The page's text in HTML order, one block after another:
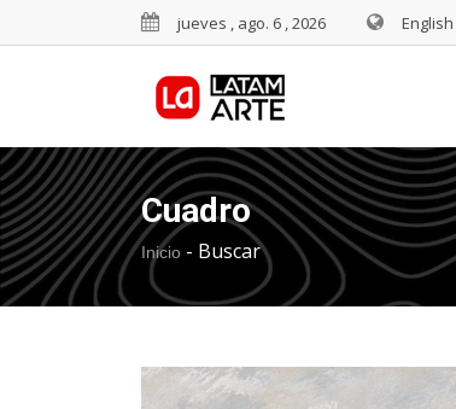
jueves , ago. 6 , 2026 English
Cuadro
Inicio - Buscar